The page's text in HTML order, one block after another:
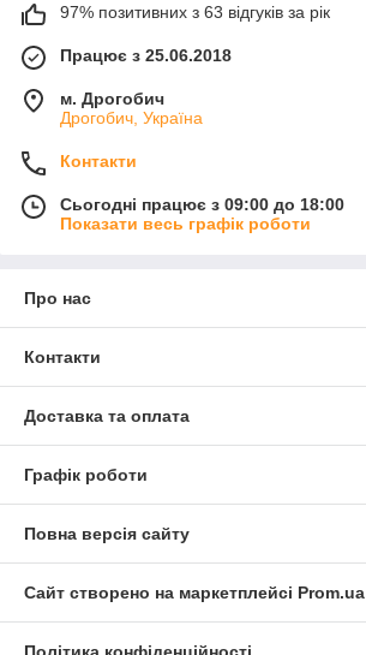
97% позитивних з 63 відгуків за рік
Працює з 25.06.2018
м. Дрогобич
Дрогобич, Україна
Контакти
Сьогодні працює з 09:00 до 18:00
Показати весь графік роботи
Про нас
Контакти
Доставка та оплата
Графік роботи
Повна версія сайту
Сайт створено на маркетплейсі Prom.ua